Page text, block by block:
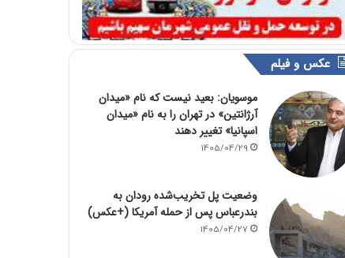
عکس و فیلم
موسویان: بعید نیست که نام «میدان
آرژانتین» در تهران را به نام «میدان
اسپانیا» تغییر دهند
1405/04/29
وضعیت پل تخریب‌شده رودان به
بندرعباس پس از حمله آمریکا (+عکس)
1405/04/27